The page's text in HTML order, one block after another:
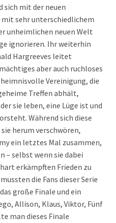
sich mit der neuen
sehr unterschiedlichem
unheimlichen neuen Welt
ignorieren. Ihr weiterhin
Hargreeves leitet
aber auch ruchloses
Vereinigung, die
Treffen abhält,
sie leben, eine Lüge ist und
Während sich diese
herum verschwören,
ein letztes Mal zusammen,
– selbst wenn sie dabei
erkämpften Frieden zu
die Fans dieser Serie
große Finale und ein
Allison, Klaus, Viktor, Fünf
man dieses Finale